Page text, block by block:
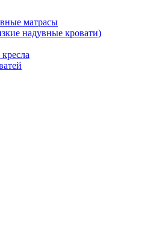
матрасы
надувные кровати)